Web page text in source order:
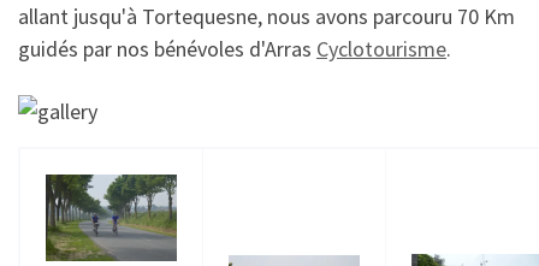
allant jusqu'à Tortequesne, nous avons parcouru 70 Km
guidés par nos bénévoles d'Arras Cyclotourisme.